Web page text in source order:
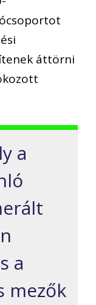
áttörni
a
a
mezők